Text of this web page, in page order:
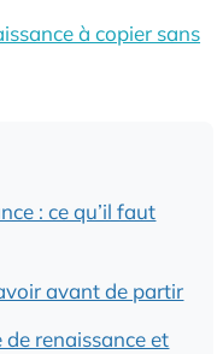
à copier sans
: ce qu’il faut
avant de partir
renaissance et